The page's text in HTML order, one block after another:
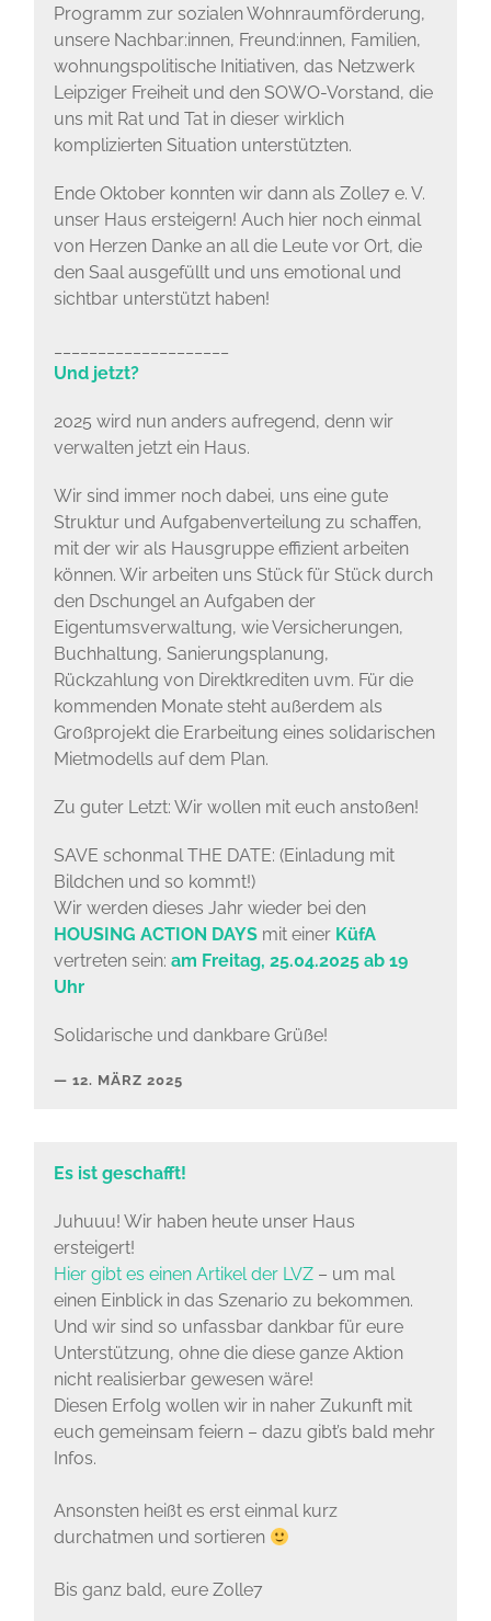
Programm zur sozialen Wohnraumförderung,
unsere Nachbar:innen, Freund:innen, Familien,
wohnungspolitische Initiativen, das Netzwerk
Leipziger Freiheit und den SOWO-Vorstand, die
uns mit Rat und Tat in dieser wirklich
komplizierten Situation unterstützten.
Ende Oktober konnten wir dann als Zolle7 e. V.
unser Haus ersteigern! Auch hier noch einmal
von Herzen Danke an all die Leute vor Ort, die
den Saal ausgefüllt und uns emotional und
sichtbar unterstützt haben!
Und jetzt?
2025 wird nun anders aufregend, denn wir
verwalten jetzt ein Haus.
Wir sind immer noch dabei, uns eine gute
Struktur und Aufgabenverteilung zu schaffen,
mit der wir als Hausgruppe effizient arbeiten
können. Wir arbeiten uns Stück für Stück durch
den Dschungel an Aufgaben der
Eigentumsverwaltung, wie Versicherungen,
Buchhaltung, Sanierungsplanung,
Rückzahlung von Direktkrediten uvm. Für die
kommenden Monate steht außerdem als
Großprojekt die Erarbeitung eines solidarischen
Mietmodells auf dem Plan.
Zu guter Letzt: Wir wollen mit euch anstoßen!
SAVE schonmal THE DATE: (Einladung mit
Bildchen und so kommt!)
Wir werden dieses Jahr wieder bei den
HOUSING ACTION DAYSmit einer KüfA
vertreten sein: am Freitag, 25.04.2025 ab 19
Uhr
Solidarische und dankbare Grüße!
12. MÄRZ 2025
Es ist geschafft!
Juhuuu! Wir haben heute unser Haus
ersteigert!
Hier gibt es einen Artikel der LVZ– um mal
einen Einblick in das Szenario zu bekommen.
Und wir sind so unfassbar dankbar für eure
Unterstützung, ohne die diese ganze Aktion
nicht realisierbar gewesen wäre!
Diesen Erfolg wollen wir in naher Zukunft mit
euch gemeinsam feiern – dazu gibt’s bald mehr
Infos.
Ansonsten heißt es erst einmal kurz
durchatmen und sortieren
Bis ganz bald, eure Zolle7